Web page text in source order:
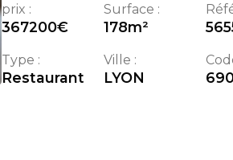
prix :
367200€
Surface :
178m²
Type :
Restaurant
Ville :
LYON